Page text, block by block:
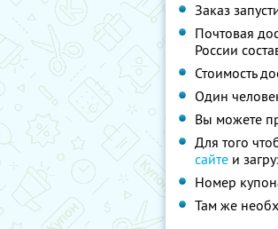
Заказ
Почтовая
России
Стоимость
Один
Вы можете
Для того
сайте и
Номер
Там же